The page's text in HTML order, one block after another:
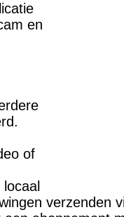
en
of
verzenden